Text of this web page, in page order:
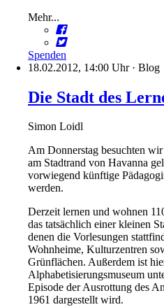
Mehr...
Spenden
18.02.2012, 14:00 Uhr· Blog
Die Stadt des
Simon Loidl
Am Donnerstag besuchten
am Stadtrand von Havanna
vorwiegend künftige
werden.
Derzeit lernen und wohnen
das tatsächlich einer kleinen
denen die Vorlesungen
Wohnheime, Kulturzentren
Grünflächen. Außerdem ist
Alphabetisierungsmuseum
Episode der Ausrottung des
1961 dargestellt wird.